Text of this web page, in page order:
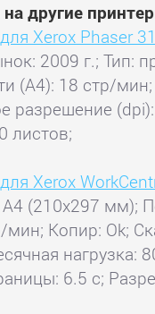
на другие
Xerox Phaser
2009 г.; Тип:
(А4): 18 стр/
разрешение
листов;
Xerox
(210x297 мм);
Копир: Ok;
нагрузка:
6.5 с;